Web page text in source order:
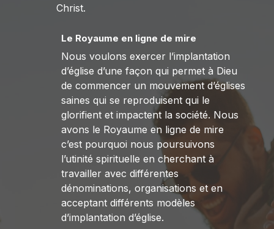
Christ.
Le Royaume en ligne de mire
Nous voulons exercer l’implantation
d’église d’une façon qui permet à Dieu
de commencer un mouvement d’églises
saines qui se reproduisent qui le
glorifient et impactent la société. Nous
avons le Royaume en ligne de mire
c’est pourquoi nous poursuivons
l’utinité spirituelle en cherchant à
travailler avec différentes
dénominations, organisations et en
acceptant différents modèles
d’implantation d’église.